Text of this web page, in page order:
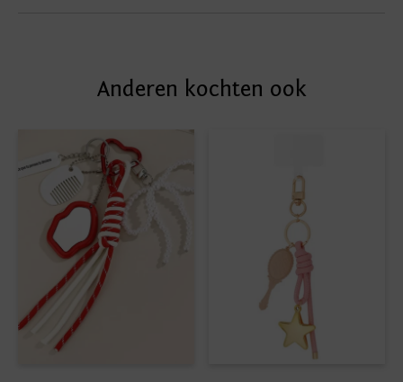
Perzik portemonnee hanger
Product stijl
Tas-/Sleutel hanger
afleveradres. Voor geplaatste bestellingen geldt bij
Anderen kochten ook